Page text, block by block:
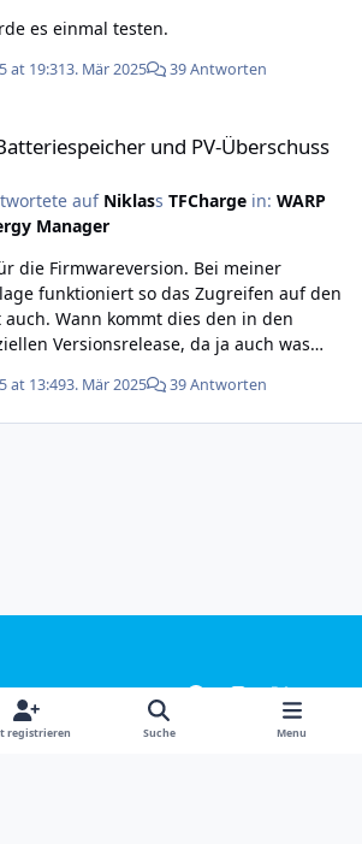
es einmal testen.
at 19:313. Mär 2025 39 Antworten
und PV-Überschuss
auf Niklass TFChargein: WARP
Manager
die Firmwareversion. Bei meiner
funktioniert so das Zugreifen auf den
den in den
Versionsrelease, da ja auch was
topic/12793-keine-
ganz funktioniert.
at 13:493. Mär 2025 39 Antworten
f
c
i
x
y
o
u
Datenschutzerklärung
Kontakt
registrieren Suche Menu